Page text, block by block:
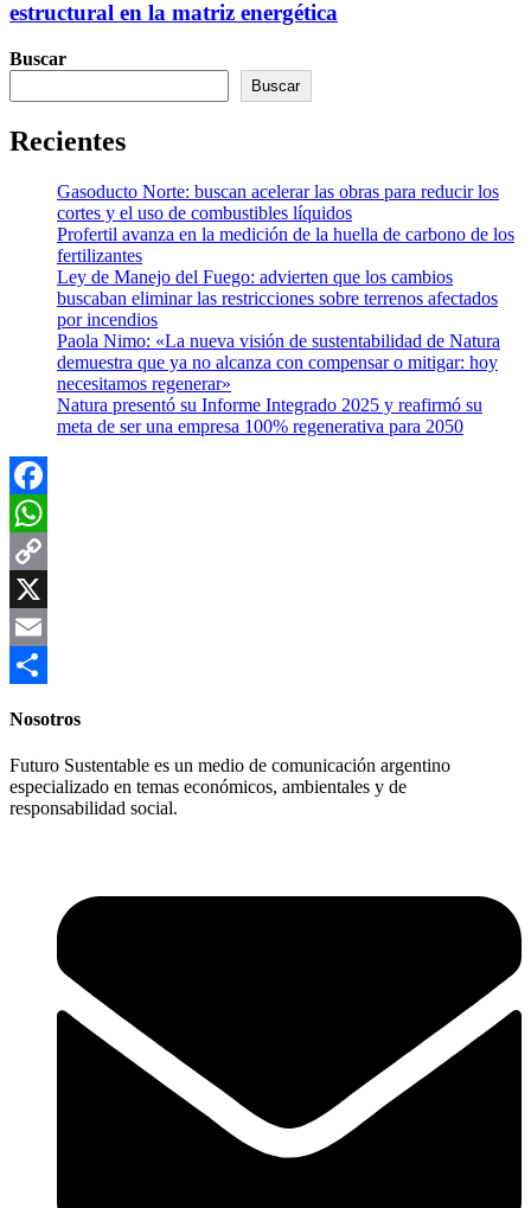
estructural en la matriz energética
Buscar
Buscar
Recientes
Gasoducto Norte: buscan acelerar las obras para reducir los
cortes y el uso de combustibles líquidos
Profertil avanza en la medición de la huella de carbono de los
fertilizantes
Ley de Manejo del Fuego: advierten que los cambios
buscaban eliminar las restricciones sobre terrenos afectados
por incendios
Paola Nimo: «La nueva visión de sustentabilidad de Natura
demuestra que ya no alcanza con compensar o mitigar: hoy
necesitamos regenerar»
Natura presentó su Informe Integrado 2025 y reafirmó su
meta de ser una empresa 100% regenerativa para 2050
Facebook
WhatsApp
Copy
Link
X
Email
Nosotros
Futuro Sustentable es un medio de comunicación argentino
especializado en temas económicos, ambientales y de
responsabilidad social.